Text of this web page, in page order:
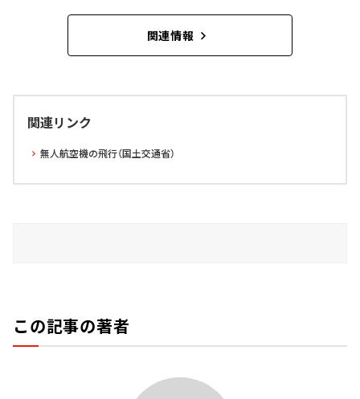
関連情報
関連リンク
無人航空機の飛行（国土交通省）
この記事の著者